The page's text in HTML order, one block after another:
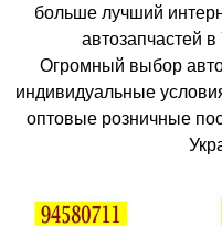
больше лучший
автозапчастей
Огромный выбор
индивидуальные
оптовые розничные